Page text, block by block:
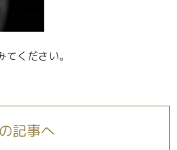
ください。
記事へ